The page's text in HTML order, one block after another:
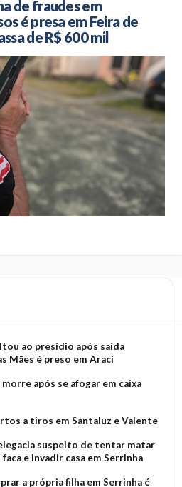
de fraudes em
é presa em Feira de
de R$ 600 mil
ao presídio após saída
Mães é preso em Araci
após se afogar em caixa
a tiros em Santaluz e Valente
suspeito de tentar matar
e invadir casa em Serrinha
a própria filha em Serrinha é